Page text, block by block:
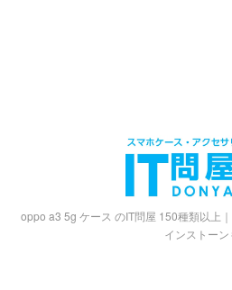
oppo a3 5g ケース のIT問屋 150種類以上
インストーン